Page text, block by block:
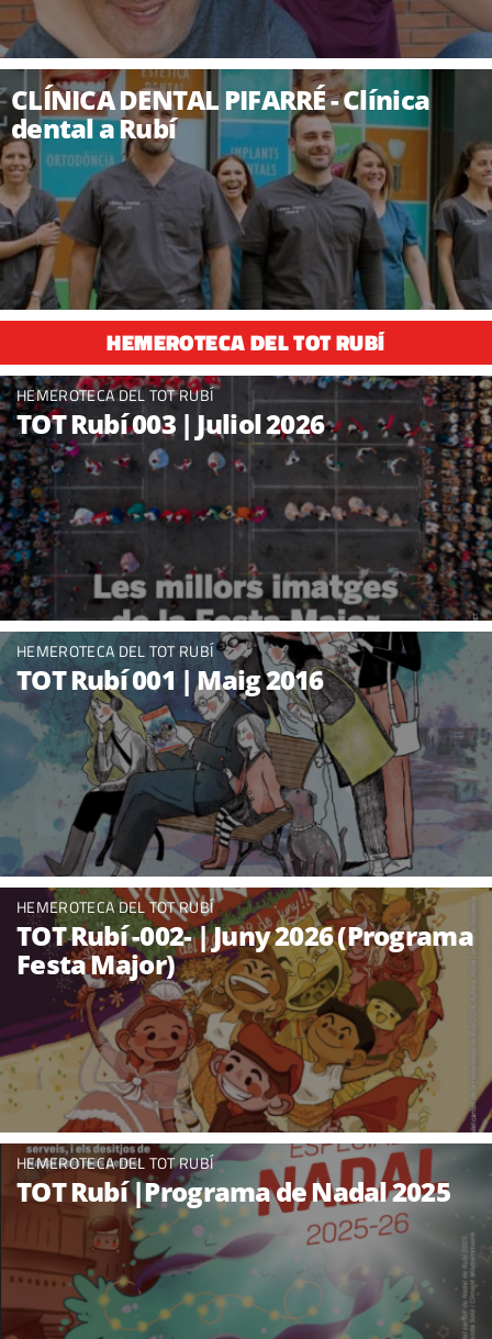
CLÍNICA DENTAL PIFARRÉ - Clínica
dental a Rubí
HEMEROTECA DEL TOT RUBÍ
HEMEROTECA DEL TOT RUBÍ
TOT Rubí 003 | Juliol 2026
HEMEROTECA DEL TOT RUBÍ
TOT Rubí 001 | Maig 2016
HEMEROTECA DEL TOT RUBÍ
TOT Rubí -002- | Juny 2026 (Programa
Festa Major)
HEMEROTECA DEL TOT RUBÍ
TOT Rubí |Programa de Nadal 2025